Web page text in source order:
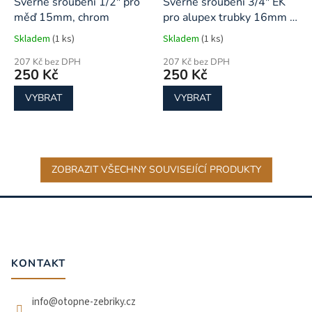
měď 15mm, chrom
Skladem (1 ks)
207 Kč bez DPH
250 Kč
VYBRAT
pro alupex trubky 16mm -
chrom
Skladem (1 ks)
207 Kč bez DPH
250 Kč
VYBRAT
ZOBRAZIT VŠECHNY SOUVISEJÍCÍ PRODUKTY
Z
KONTAKT
info@otopne-zebriky.cz